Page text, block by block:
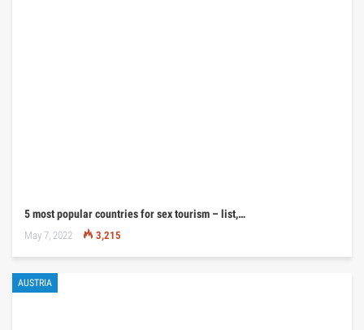
5 most popular countries for sex tourism – list,…
May 7, 2022 3,215
AUSTRIA